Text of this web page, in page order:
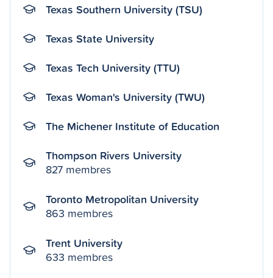
Texas Southern University (TSU)
Texas State University
Texas Tech University (TTU)
Texas Woman's University (TWU)
The Michener Institute of Education
Thompson Rivers University
827 membres
Toronto Metropolitan University
863 membres
Trent University
633 membres